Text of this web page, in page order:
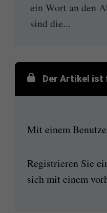
ein Wort an den
sind die...
Der Artikel
Mit einem
Registrieren Sie
sich mit einem